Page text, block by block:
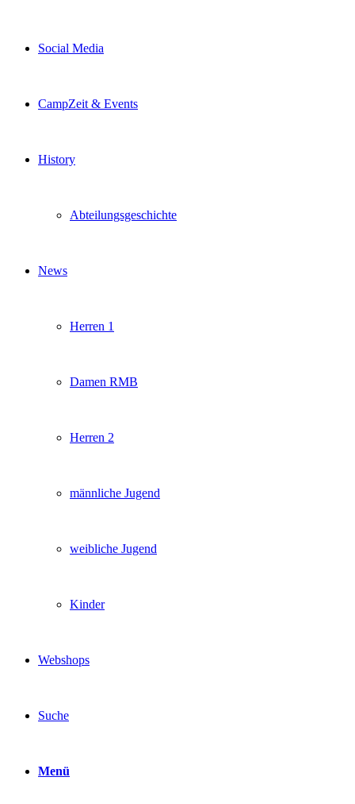
Social Media
CampZeit & Events
History
Abteilungsgeschichte
News
Herren 1
Damen RMB
Herren 2
männliche Jugend
weibliche Jugend
Kinder
Webshops
Suche
Menü